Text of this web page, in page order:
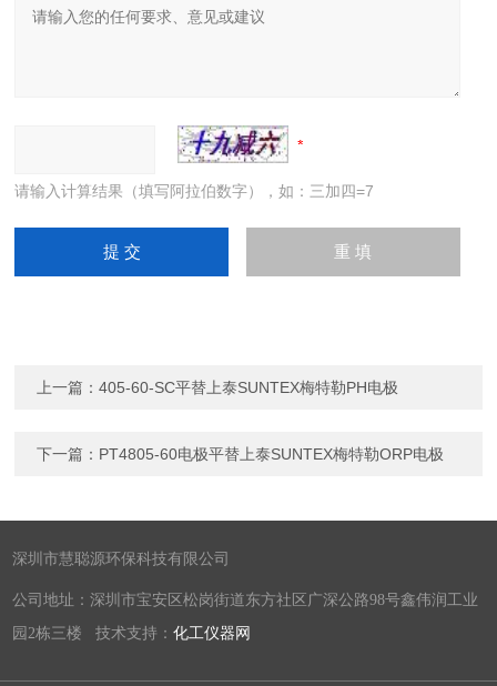
请输入计算结果（填写阿拉伯数字），如：三加四=7
上一篇：405-60-SC平替上泰SUNTEX梅特勒PH电极
下一篇： PT4805-60电极平替上泰SUNTEX梅特勒ORP电极
深圳市慧聪源环保科技有限公司
公司地址：深圳市宝安区松岗街道东方社区广深公路98号鑫伟润工业
园2栋三楼 技术支持：化工仪器网